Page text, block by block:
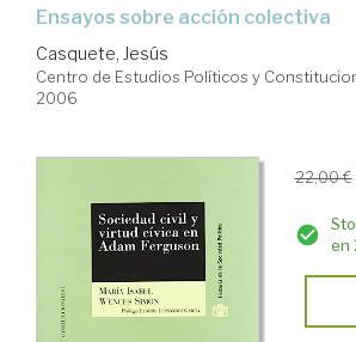
ensayos sobre acción colectiva
Casquete, Jesús
Centro de Estudios Políticos y
2006
22,00 €
en